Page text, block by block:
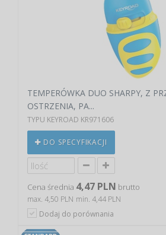
TEMPERÓWKA DUO SHARPY, Z
OSTRZENIA, PA...
TYPU KEYROAD KR971606
DO SPECYFIKACJI
Cena średnia 4,47 PLN brutto
max. 4,50 PLN min. 4,44 PLN
Dodaj do porównania